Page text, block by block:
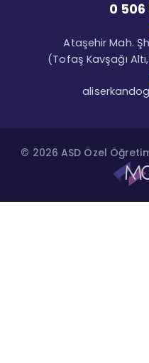
0 506
Ataşehir Mah.
(Tofaş Kavşağı
© 2026 ASD Özel